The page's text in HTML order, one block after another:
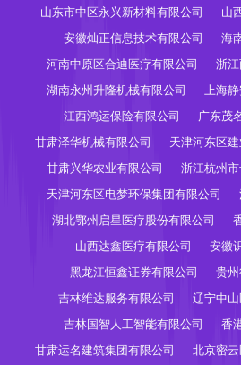
山东市中区永兴新材料有限公司
山
安徽灿正信息技术有限公司
海
河南中原区合迪医疗有限公司
浙
湖南永州升隆机械有限公司
上海
江西鸿运保险有限公司
广东茂
甘肃泽华机械有限公司
天津河东区
甘肃兴华农业有限公司
浙江杭州
天津河东区电梦环保集团有限公司
湖北鄂州启星医疗股份有限公司
山西达鑫医疗有限公司
安徽
黑龙江恒鑫证券有限公司
贵
吉林维达服务有限公司
辽宁中
吉林国智人工智能有限公司
香
甘肃运名建筑集团有限公司
北京密